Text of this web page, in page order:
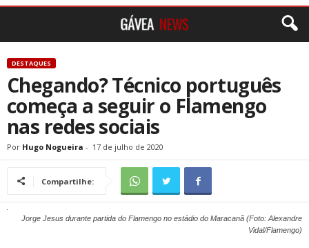
DESTAQUES
Chegando? Técnico português
começa a seguir o Flamengo
nas redes sociais
Por Hugo Nogueira - 17 de julho de 2020
Compartilhe:
Jorge Jesus durante partida do Flamengo no estádio do Maracanã (Foto: Alexandre
Vidal/Flamengo)